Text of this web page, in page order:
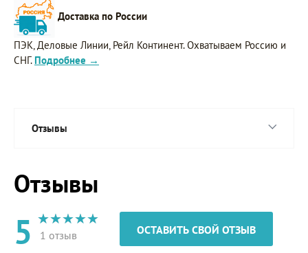
Доставка по России
ПЭК, Деловые Линии, Рейл Континент. Охватываем Россию и
СНГ. Подробнее →
Отзывы
Отзывы
5 1 отзыв ОСТАВИТЬ СВОЙ ОТЗЫВ